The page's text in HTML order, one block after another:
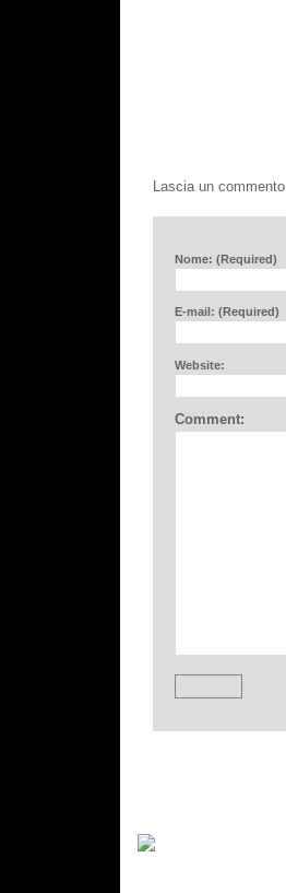
Lascia un commento
Nome: (Required)
E-mail: (Required)
Website:
Comment: